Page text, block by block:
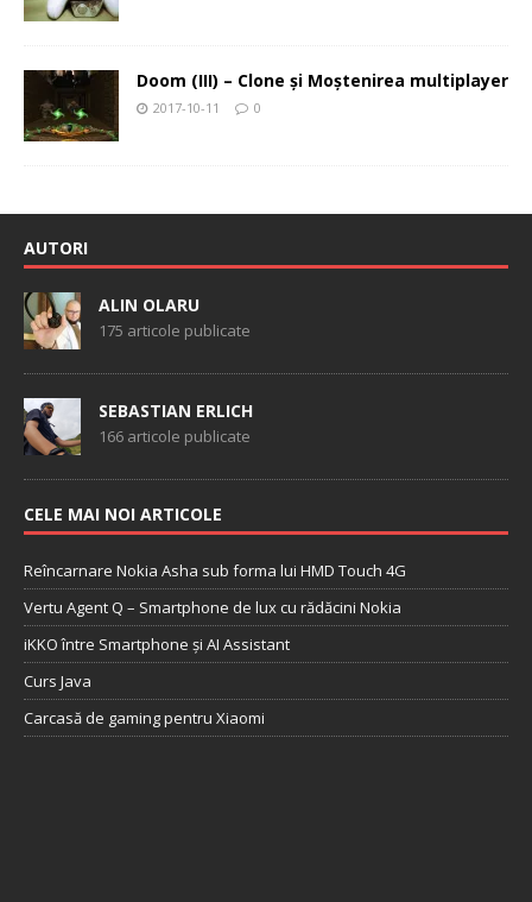
Doom (III) – Clone şi Moştenirea multiplayer
2017-10-11 0
AUTORI
ALIN OLARU
175 articole publicate
SEBASTIAN ERLICH
166 articole publicate
CELE MAI NOI ARTICOLE
Reîncarnare Nokia Asha sub forma lui HMD Touch 4G
Vertu Agent Q – Smartphone de lux cu rădăcini Nokia
iKKO între Smartphone și AI Assistant
Curs Java
Carcasă de gaming pentru Xiaomi